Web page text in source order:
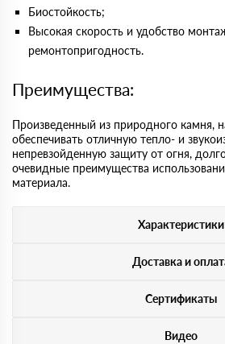
Биостойкость;
Высокая скорость и удобство
ремонтопригодность.
Преимущества:
Произведенный из природного камня,
обеспечивать отличную тепло- и
непревзойденную защиту от огня,
очевидные преимущества
материала.
Характеристики
Доставка и
Сертификаты
Видео